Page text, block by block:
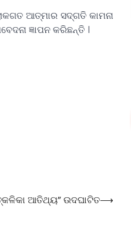
ଆତ୍ମାର ସଦ୍‌ଗତି କାମନା
ଜ୍ଞାପନ କରିଛନ୍ତି ।
ଆତିଥ୍ୟ” ଉଦଘାଟିତ⟶